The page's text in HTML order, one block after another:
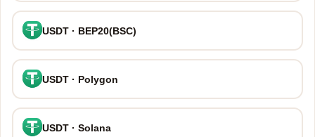
USDT · BEP20(BSC)
USDT · Polygon
USDT · Solana